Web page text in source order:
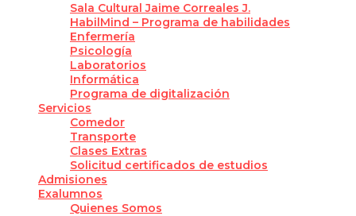
Sala Cultural Jaime Correales J.
HabilMind – Programa de habilidades
Enfermería
Psicología
Laboratorios
Informática
Programa de digitalización
Servicios
Comedor
Transporte
Clases Extras
Solicitud certificados de estudios
Admisiones
Exalumnos
Quienes Somos